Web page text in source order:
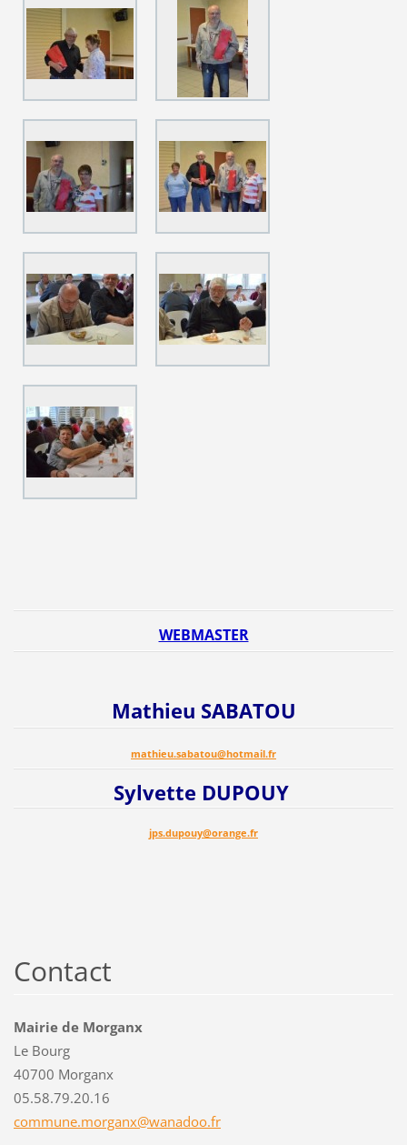
WEBMASTER
Mathieu SABATOU
mathieu.sabatou@hotmail.fr
Sylvette DUPOUY
jps.dupouy@orange.fr
Contact
Mairie de Morganx
Le Bourg
40700 Morganx
05.58.79.20.16
commune.morganx@wanadoo.fr